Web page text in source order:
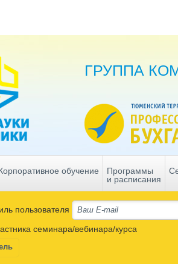
ГРУППА
обучение
Программы
и расписания
пользователя
семинара/вебинара/курса